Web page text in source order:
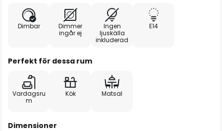
Dimbar
Dimmer
ingår ej
Ingen
ljuskälla
inkluderad
E14
Perfekt för dessa rum
Vardagsru
m
Kök Matsal
Dimensioner